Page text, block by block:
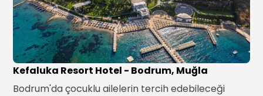
Kefaluka Resort Hotel - Bodrum, Muğla
Bodrum'da çocuklu ailelerin tercih edebileceği